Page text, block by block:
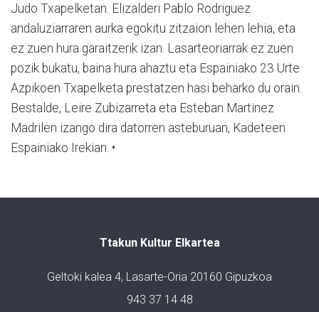
Judo Txapelketan. Elizalderi Pablo Rodriguez
andaluziarraren aurka egokitu zitzaion lehen lehia, eta
ez zuen hura garaitzerik izan. Lasarteoriarrak ez zuen
pozik bukatu, baina hura ahaztu eta Espainiako 23 Urte
Azpikoen Txapelketa prestatzen hasi beharko du orain.
Bestalde, Leire Zubizarreta eta Esteban Martinez
Madrilen izango dira datorren asteburuan, Kadeteen
Espainiako Irekian. •
Ttakun Kultur Elkartea
Geltoki kalea 4, Lasarte-Oria 20160 Gipuzkoa
943 37 14 48